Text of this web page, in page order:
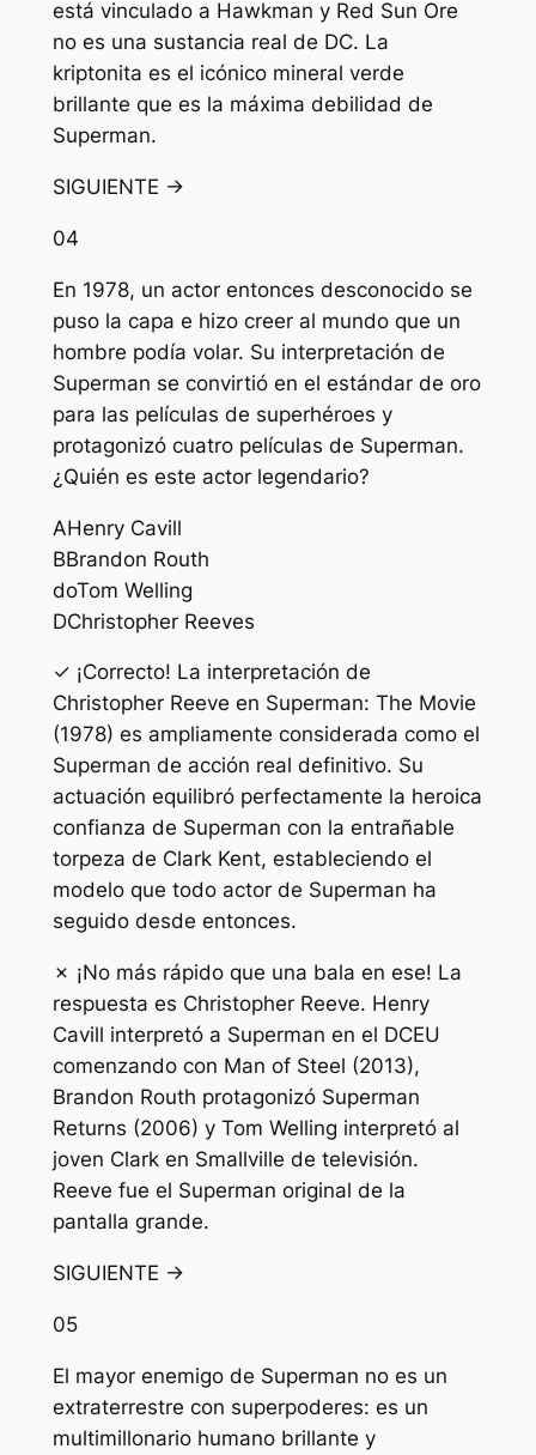
está vinculado a Hawkman y Red Sun Ore
no es una sustancia real de DC. La
kriptonita es el icónico mineral verde
brillante que es la máxima debilidad de
Superman.
SIGUIENTE →
04
En 1978, un actor entonces desconocido se
puso la capa e hizo creer al mundo que un
hombre podía volar. Su interpretación de
Superman se convirtió en el estándar de oro
para las películas de superhéroes y
protagonizó cuatro películas de Superman.
¿Quién es este actor legendario?
AHenry Cavill
BBrandon Routh
doTom Welling
DChristopher Reeves
✓ ¡Correcto! La interpretación de
Christopher Reeve en Superman: The Movie
(1978) es ampliamente considerada como el
Superman de acción real definitivo. Su
actuación equilibró perfectamente la heroica
confianza de Superman con la entrañable
torpeza de Clark Kent, estableciendo el
modelo que todo actor de Superman ha
seguido desde entonces.
✗ ¡No más rápido que una bala en ese! La
respuesta es Christopher Reeve. Henry
Cavill interpretó a Superman en el DCEU
comenzando con Man of Steel (2013),
Brandon Routh protagonizó Superman
Returns (2006) y Tom Welling interpretó al
joven Clark en Smallville de televisión.
Reeve fue el Superman original de la
pantalla grande.
SIGUIENTE →
05
El mayor enemigo de Superman no es un
extraterrestre con superpoderes: es un
multimillonario humano brillante y